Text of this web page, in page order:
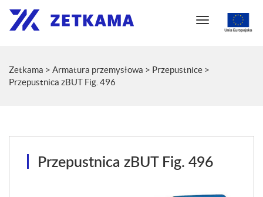
N
g
Zetkama > Armatura przemysłowa > Przepustnice >
Przepustnica zBUT Fig. 496
Przepustnica zBUT Fig. 496